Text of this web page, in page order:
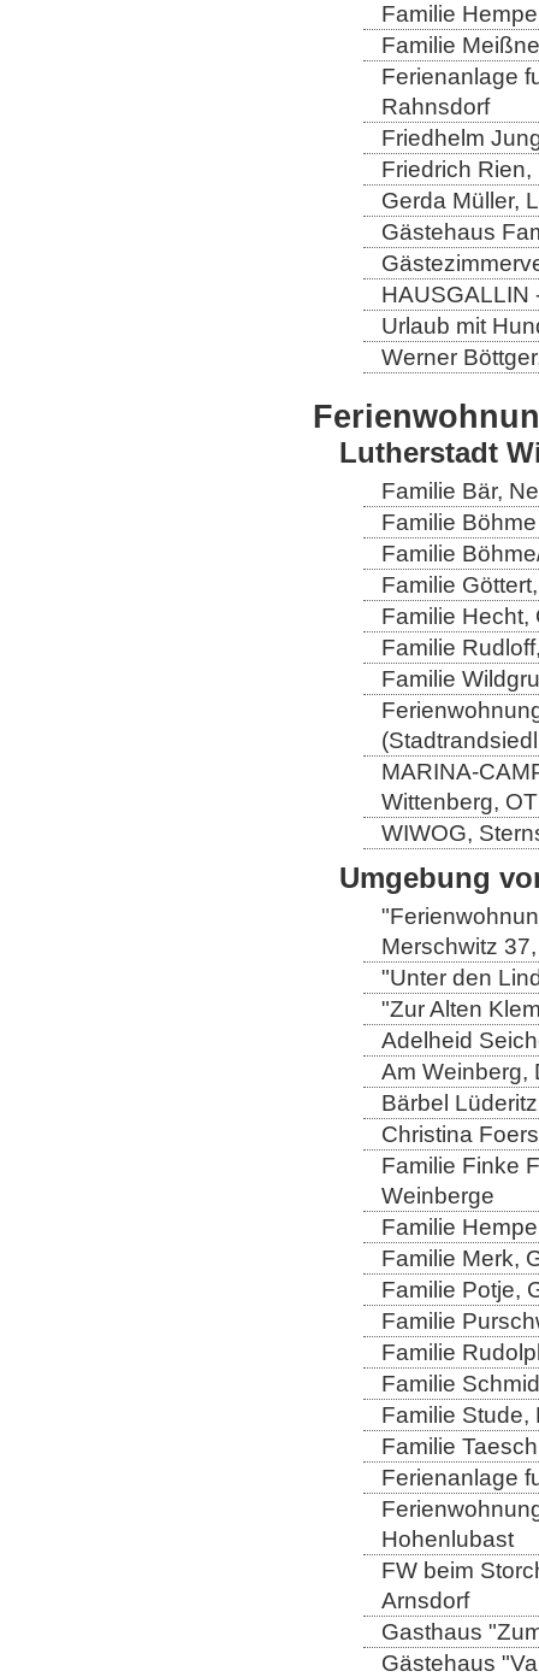
Familie
Familie
Ferienanlage
Rahnsdorf
Friedhelm
Friedrich
Gerda Müller,
Gästehaus
HAUSGALLIN
Urlaub mit
Werner
Lutherstadt
Familie Bär,
Familie
Familie
Familie
Familie Hecht,
Familie
Familie
MARINA-
Wittenberg,
WIWOG,
Umgebung
Merschwitz
"Unter den
"Zur Alten
Adelheid
Am Weinberg,
Bärbel
Christina
Familie Finke
Weinberge
Familie
Familie Merk,
Familie Potje,
Familie
Familie
Familie
Familie Stude,
Familie
Ferienanlage
Hohenlubast
FW beim
Arnsdorf
Gasthaus
Gästehaus